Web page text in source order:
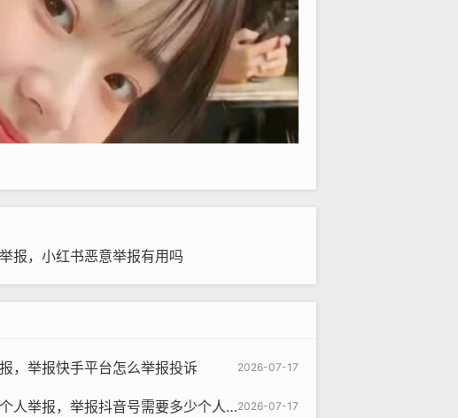
报，小红书恶意举报有用吗
2026-07-17
，举报快手平台怎么举报投诉
2026-07-17
举报，举报抖音号需要多少个人举报呢